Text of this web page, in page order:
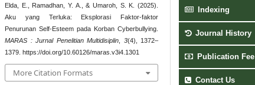
Elda, E., Ramadhan, Y. A., & Umaroh, S. K. (2025).
Aku yang Terluka: Eksplorasi Faktor-faktor
Penurunan Self-Esteem pada Korban Cyberbullying.
MARAS : Jurnal Penelitian Multidisiplin
3(4), 1372–
1379. https://doi.org/10.60126/maras.v3i4.1301
More Citation Formats
Indexing
Journal History
Publication Fee
Contact Us